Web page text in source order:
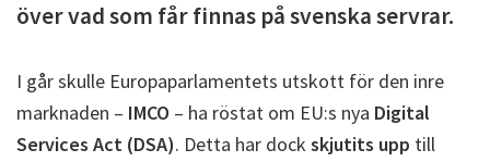
över vad som får finnas på svenska servrar.
I går skulle Europaparlamentets utskott för den inre
marknaden – IMCO – ha röstat om EU:s nya Digital
Services Act (DSA). Detta har dock skjutits upp till